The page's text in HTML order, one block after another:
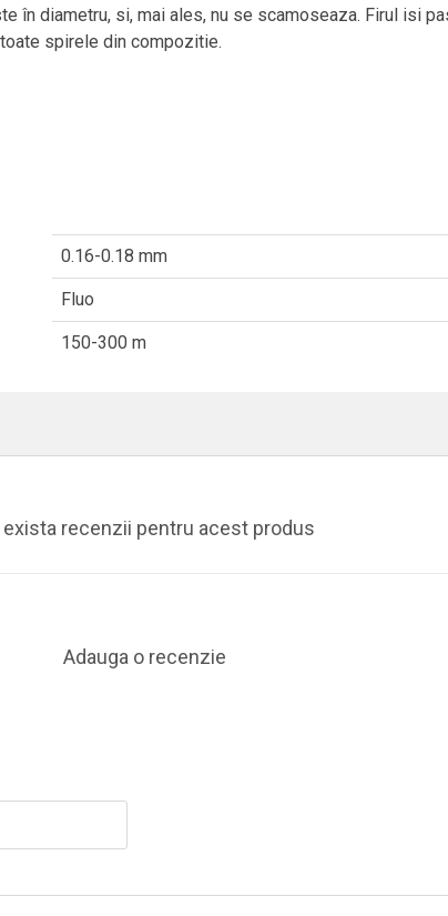
în diametru, si, mai ales, nu se scamoseaza. Firul isi
spirele din compozitie.
0.16-0.18 mm
Fluo
150-300 m
exista recenzii pentru acest produs
Adauga o recenzie